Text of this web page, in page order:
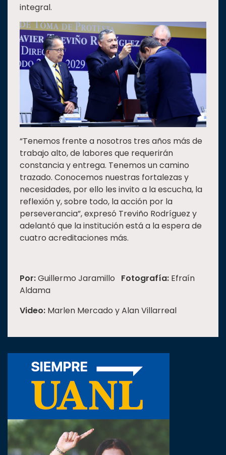
integral.
“Tenemos frente a nosotros tres años más de
trabajo alto, de labores que requerirán
constancia y entrega. Tenemos un camino
trazado. Conocemos nuestras fortalezas y
necesidades, por ello les invito a la escucha, la
reflexión y, sobre todo, la acción por la
perseverancia”, expresó Treviño Rodríguez y
adelantó que la institución está a la espera de
cuatro acreditaciones más.
Por:Guillermo Jaramillo Fotografía: Efraín
Aldama
Video: Marlen Mercado y Alan Villarreal